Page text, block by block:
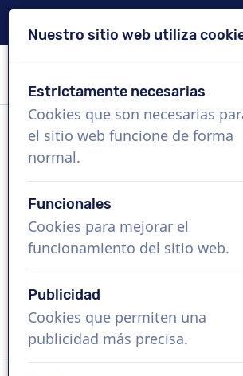
VoiceProductions
Edoardo
US$ 304,95
Vídeo corporativo , 1 - 250 palabras
Solicita una demo gratis
Nuestro sitio web utiliza
Estrictamente necesarias
Cookies que son necesarias
el sitio web funcione de forma
normal.
Funcionales
Cookies para mejorar el
funcionamiento del sitio web.
Publicidad
Cookies que permiten una
publicidad más precisa.